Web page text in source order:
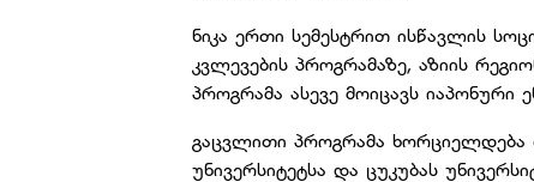
ნიკა ერთი სემესტრით ისწავლის
კვლევების პროგრამაზე, აზიის
პროგრამა ასევე მოიცავს იაპონური
გაცვლითი პროგრამა
უნივერსიტეტსა და ცუკუბას